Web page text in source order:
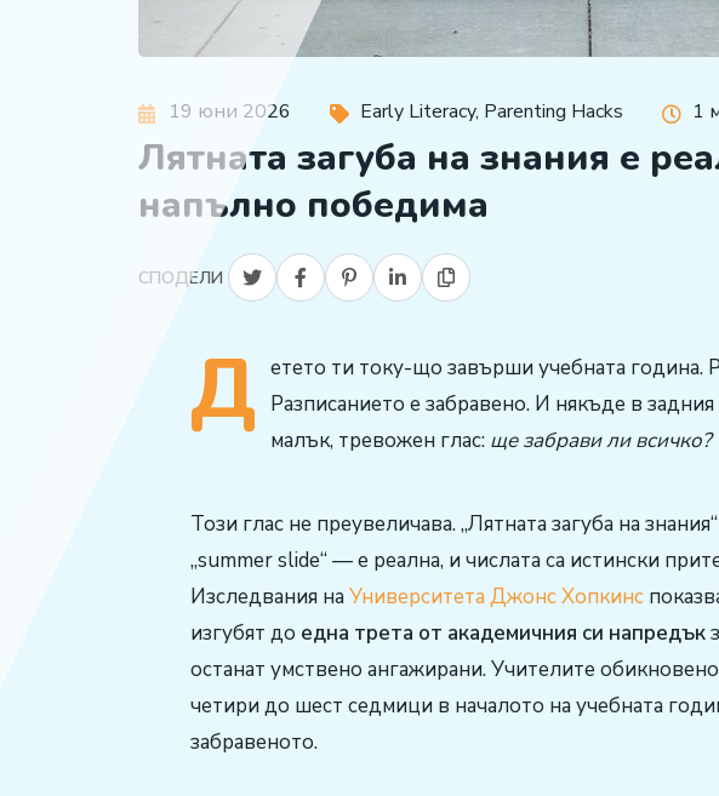
19 юни 2026 Early Literacy, Parenting Hacks 1
Лятната загуба на знания е
напълно победима
СПОДЕЛИ
Д етето ти току-що завърши учебната година.
Разписанието е забравено. И някъде в
малък, тревожен глас: ще забрави ли всичко?
Този глас не преувеличава. „Лятната загуба на
„summer slide“ — е реална, и числата са истински
Изследвания на Университета Джонс Хопкинс
изгубят до една трета от академичния си напредък
останат умствено ангажирани. Учителите
четири до шест седмици в началото на учебната
забравеното.